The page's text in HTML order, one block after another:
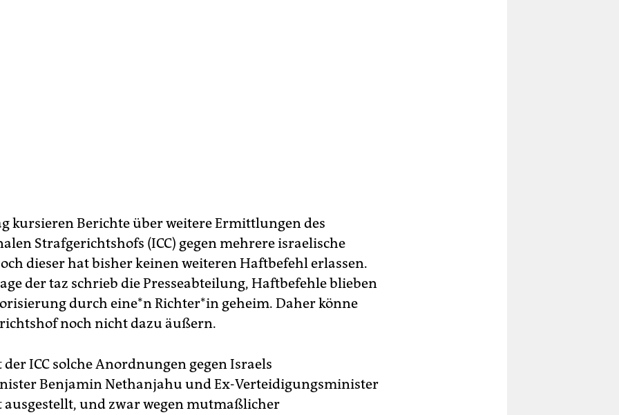
kursieren Berichte über weitere Ermittlungen des
Strafgerichtshofs (ICC) gegen mehrere israelische
dieser hat bisher keinen weiteren Haftbefehl erlassen.
der taz schrieb die Presseabteilung, Haftbefehle blieben
durch ei­ne*n Rich­te­r*in geheim. Daher könne
noch nicht dazu äußern.
ICC solche Anordnungen gegen Israels
Benjamin Nethanjahu und Ex-Verteidigungsminister
ausgestellt, und zwar wegen mutmaßlicher